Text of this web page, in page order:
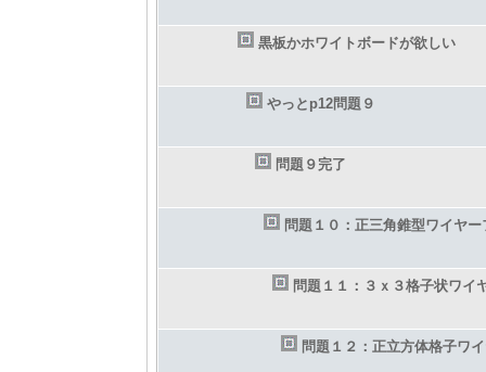
黒板かホワイトボードが欲しい
やっとp12問題９
問題９完了
問題１０：正三角錐型ワイヤー
問題１１：３ｘ３格子状ワイ
問題１２：正立方体格子ワ